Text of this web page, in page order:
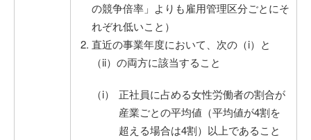
の競争倍率」よりも雇用管理区分ごとにそ
れぞれ低いこと）
直近の事業年度において、次の（i）と
（ii）の両方に該当すること
正社員に占める女性労働者の割合が
産業ごとの平均値（平均値が4割を
超える場合は4割）以上であること